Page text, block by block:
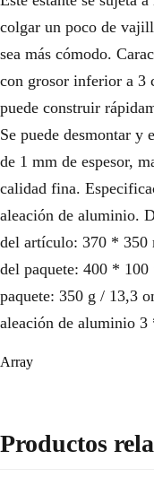
colgar un poco de
sea más cómodo.
con grosor inferior a 3
puede construir
Se puede desmontar y
de 1 mm de espesor,
calidad fina.
aleación de aluminio.
del artículo: 370 * 350
del paquete: 400 *
paquete: 350 g / 13,3
aleación de aluminio
Array
Productos